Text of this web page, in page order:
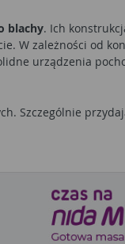
blachy. Ich
W zależności od
urządzenia
Szczególnie
izolacji rur
napraw, czy